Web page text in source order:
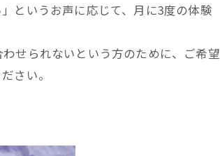
というお声に応じて、月に3度の体験
せられないという方のために、ご希望
さい。